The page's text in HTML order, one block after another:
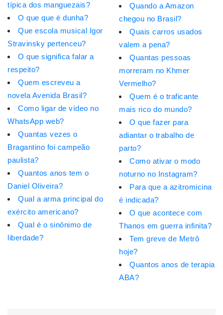
típica dos manguezais?
O que que é dunha?
Que escola musical Igor
Stravinsky pertenceu?
O que significa falar a
respeito?
Quem escreveu a
novela Avenida Brasil?
Como ligar de vídeo no
WhatsApp web?
Quantas vezes o
Bragantino foi campeão
paulista?
Quantos anos tem o
Daniel Oliveira?
Qual a arma principal do
exército americano?
Qual é o sinônimo de
liberdade?
Quando a Amazon
chegou no Brasil?
Quais carros usados
valem a pena?
Quantas pessoas
morreram no Khmer
Vermelho?
Quem é o traficante
mais rico do mundo?
O que fazer para
adiantar o trabalho de
parto?
Como ativar o modo
noturno no Instagram?
Para que a azitromicina
é indicada?
O que acontece com
Thanos em guerra infinita?
Tem greve de Metrô
hoje?
Quantos anos de terapia
ABA?